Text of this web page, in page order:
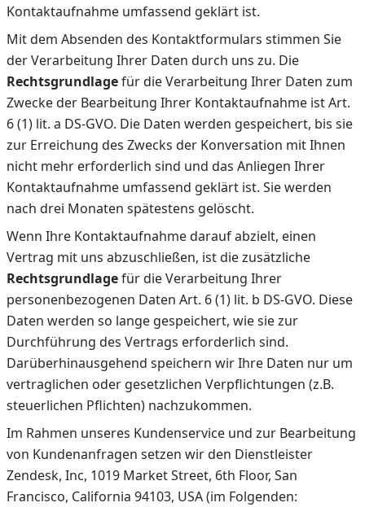
Kontaktaufnahme umfassend geklärt ist.
Mit dem Absenden des Kontaktformulars stimmen Sie
der Verarbeitung Ihrer Daten durch uns zu. Die
Rechtsgrundlagefür die Verarbeitung Ihrer Daten zum
Zwecke der Bearbeitung Ihrer Kontaktaufnahme ist Art.
6 (1) lit. a DS-GVO. Die Daten werden gespeichert, bis sie
zur Erreichung des Zwecks der Konversation mit Ihnen
nicht mehr erforderlich sind und das Anliegen Ihrer
Kontaktaufnahme umfassend geklärt ist. Sie werden
nach drei Monaten spätestens gelöscht.
Wenn Ihre Kontaktaufnahme darauf abzielt, einen
Vertrag mit uns abzuschließen, ist die zusätzliche
Rechtsgrundlagefür die Verarbeitung Ihrer
personenbezogenen Daten Art. 6 (1) lit. b DS-GVO. Diese
Daten werden so lange gespeichert, wie sie zur
Durchführung des Vertrags erforderlich sind.
Darüberhinausgehend speichern wir Ihre Daten nur um
vertraglichen oder gesetzlichen Verpflichtungen (z.B.
steuerlichen Pflichten) nachzukommen.
Im Rahmen unseres Kundenservice und zur Bearbeitung
von Kundenanfragen setzen wir den Dienstleister
Zendesk, Inc, 1019 Market Street, 6th Floor, San
Francisco, California 94103, USA (im Folgenden: